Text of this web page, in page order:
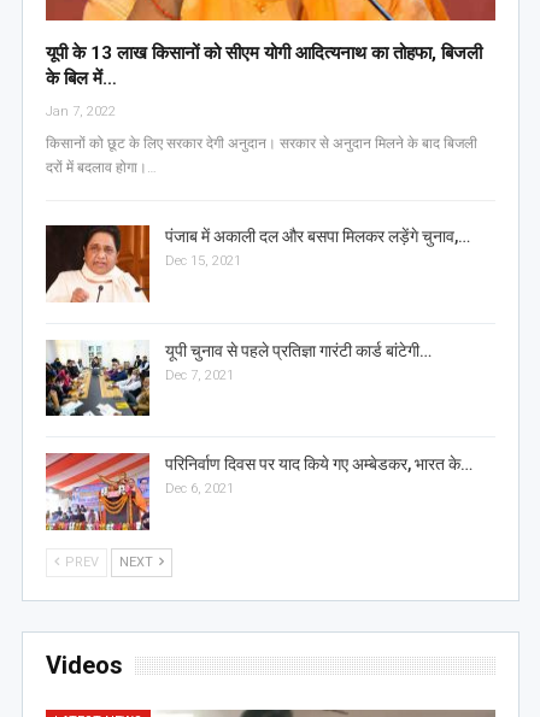
यूपी के 13 लाख किसानों को सीएम योगी आद‍ित्‍यनाथ का तोहफा, ब‍िजली
के ब‍िल में…
Jan 7, 2022
किसानों को छूट के लिए सरकार देगी अनुदान। सरकार से अनुदान मिलने के बाद बिजली
दरों में बदलाव होगा।…
पंजाब में अकाली दल और बसपा मिलकर लड़ेंगे चुनाव,…
Dec 15, 2021
यूपी चुनाव से पहले प्रतिज्ञा गारंटी कार्ड बांटेगी…
Dec 7, 2021
परिनिर्वाण दिवस पर याद किये गए अम्बेडकर, भारत के…
Dec 6, 2021
PREV NEXT
Videos